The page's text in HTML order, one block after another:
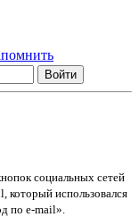
социальных сетей
который использовался
по e-mail».